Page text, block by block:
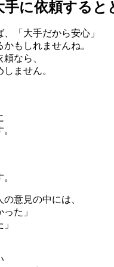
に依頼すると
「大手だから安心」
もしれませんね。
なら、
ません。
意見の中には、
た」